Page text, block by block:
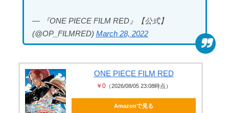
— 『ONE PIECE FILM RED』【公式】
(@OP_FILMRED) March 28, 2022
ONE PIECE FILM RED
￥0 （2026/08/05 23:08時点）
Amazonで見る